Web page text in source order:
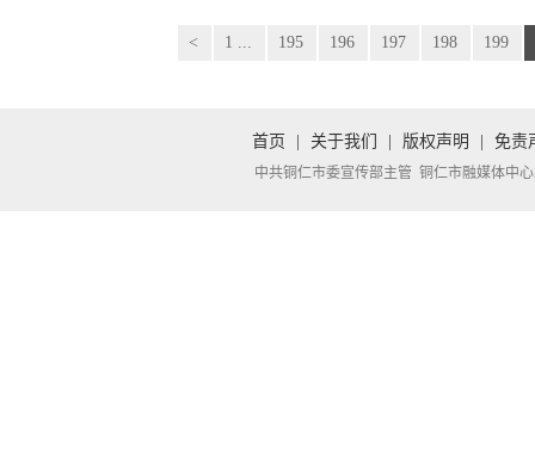
< 1 ... 195 196 197 198 199
首页 关于我们 版权声明 免责
中共铜仁市委宣传部主管 铜仁市融媒体中心